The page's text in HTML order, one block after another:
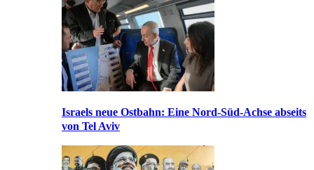
Israels neue Ostbahn: Eine Nord-Süd-Achse abseits
von Tel Aviv